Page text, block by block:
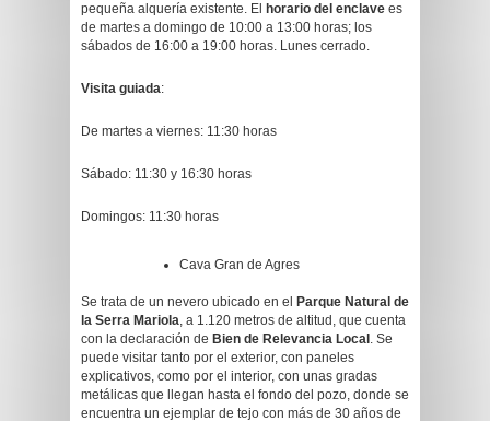
pequeña alquería existente. El horario del enclave es
de martes a domingo de 10:00 a 13:00 horas; los
sábados de 16:00 a 19:00 horas. Lunes cerrado.
Visita guiada:
De martes a viernes: 11:30 horas
Sábado: 11:30 y 16:30 horas
Domingos: 11:30 horas
Cava Gran de Agres
Se trata de un nevero ubicado en el
Parque Natural de
la Serra Mariola, a 1.120 metros de altitud, que cuenta
con la declaración de Bien de Relevancia Local . Se
puede visitar tanto por el exterior, con paneles
explicativos, como por el interior, con unas gradas
metálicas que llegan hasta el fondo del pozo, donde se
encuentra un ejemplar de tejo con más de 30 años de